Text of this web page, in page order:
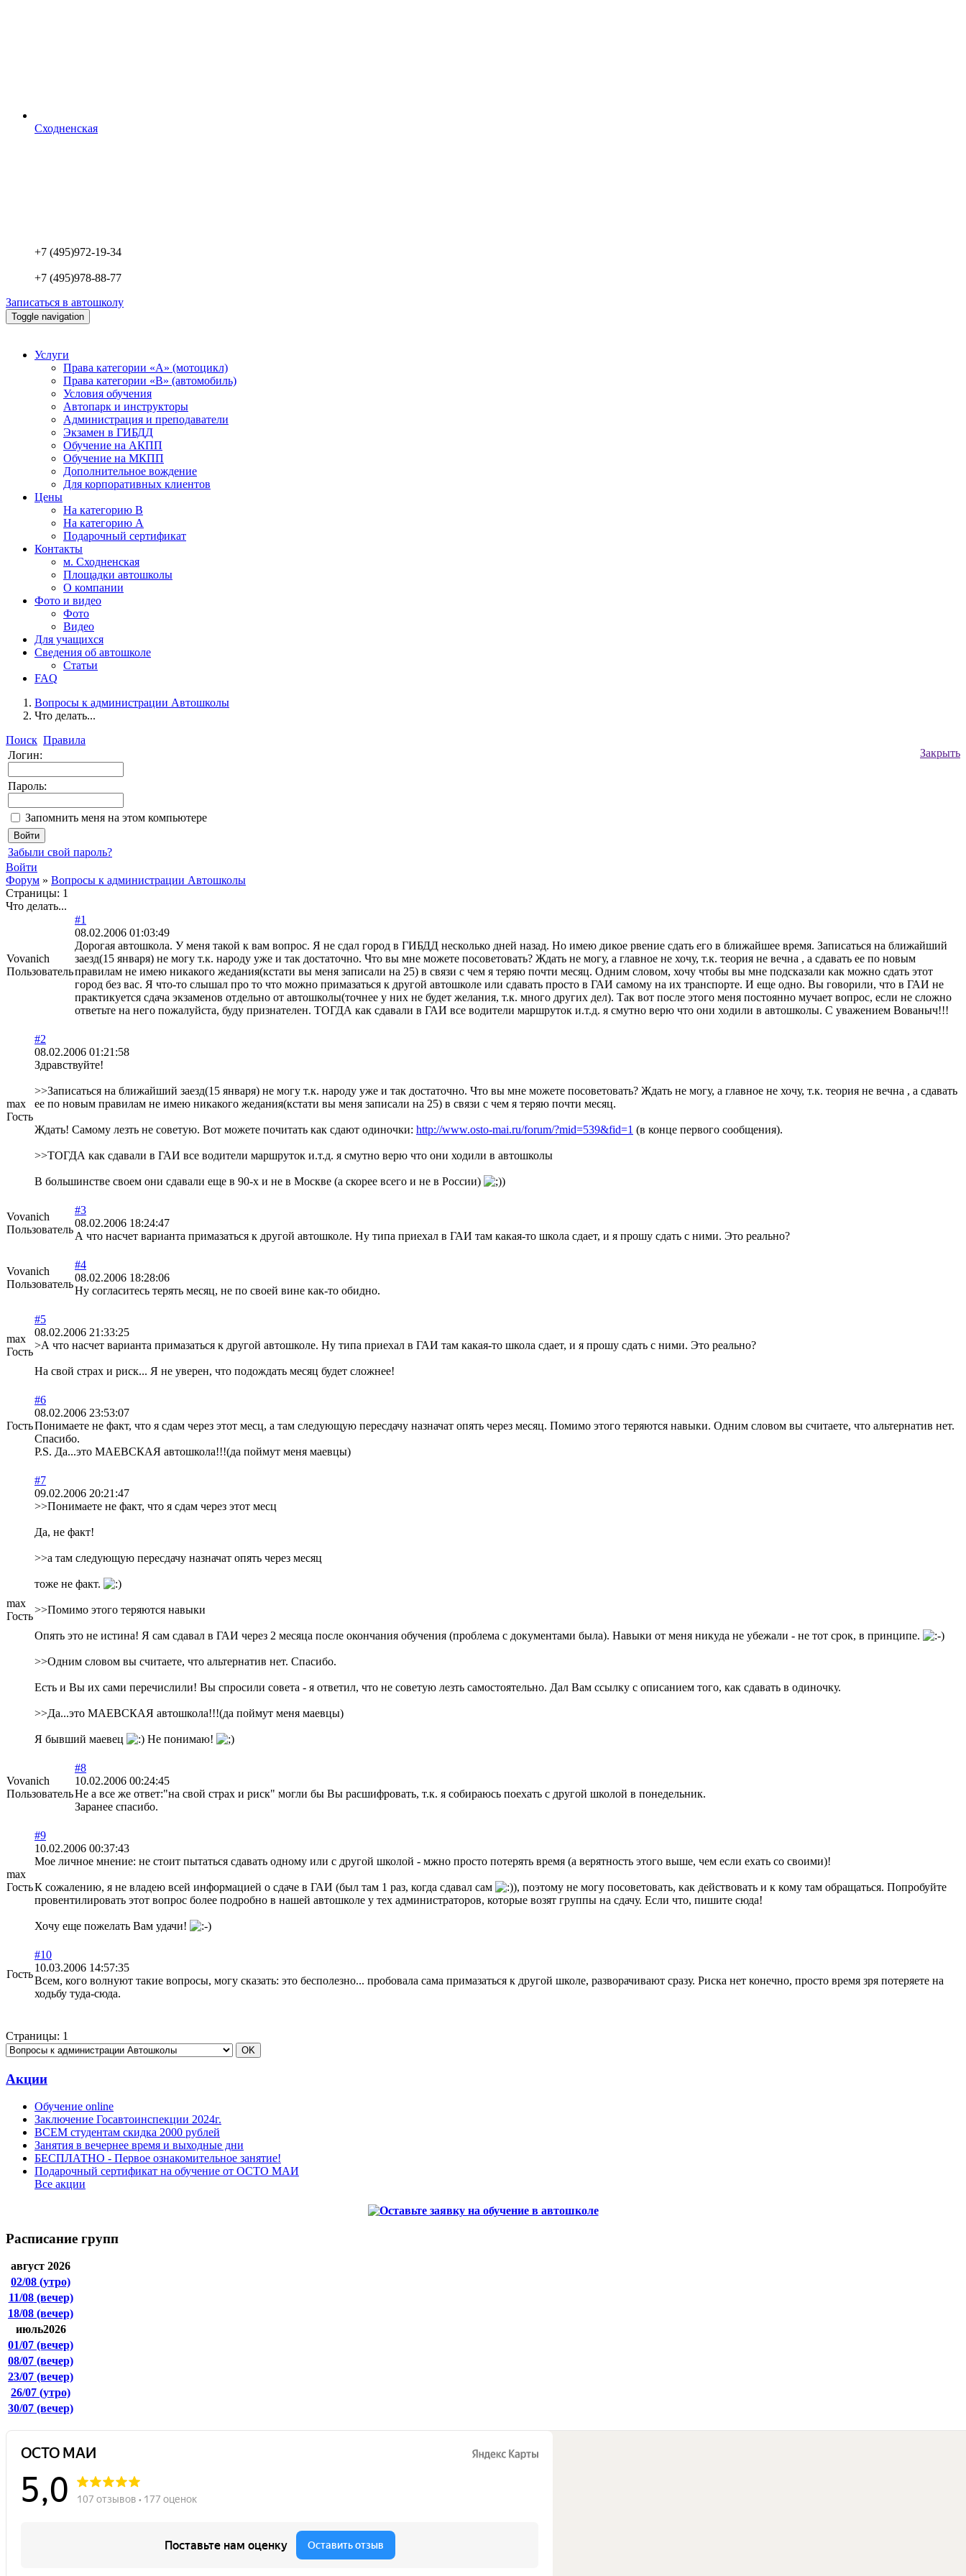
Сходненская
+7 (495)972-19-34
+7 (495)978-88-77
Записаться в автошколу
Toggle navigation
Услуги
Права категории «А» (мотоцикл)
Права категории «В» (автомобиль)
Условия обучения
Автопарк и инструкторы
Администрация и преподаватели
Экзамен в ГИБДД
Обучение на АКПП
Обучение на МКПП
Дополнительное вождение
Для корпоративных клиентов
Цены
На категорию В
На категорию A
Подарочный сертификат
Контакты
м. Сходненская
Площадки автошколы
О компании
Фото и видео
Фото
Видео
Для учащихся
Сведения об автошколе
Статьи
FAQ
Вопросы к администрации Автошколы
Что делать...
Поиск Правила
Закрыть
Логин:
Пароль:
Запомнить меня на этом компьютере
Забыли свой пароль?
Войти
Форум » Вопросы к администрации Автошколы
Страницы: 1
Что делать...
Vovanich
Пользователь
#1
08.02.2006 01:03:49
Дорогая автошкола. У меня такой к вам вопрос. Я не сдал город в ГИБДД несколько дней назад. Но имею дикое рвение сдать его в ближайшее время. Записаться на ближайший
заезд(15 января) не могу т.к. народу уже и так достаточно. Что вы мне можете посоветовать? Ждать не могу, а главное не хочу, т.к. теория не вечна , а сдавать ее по новым
правилам не имею никакого жедания(кстати вы меня записали на 25) в связи с чем я теряю почти месяц. Одним словом, хочу чтобы вы мне подсказали как можно сдать этот
город без вас. Я что-то слышал про то что можно примазаться к другой автошколе или сдавать просто в ГАИ самому на их транспорте. И еще одно. Вы говорили, что в ГАИ не
практикуется сдача экзаменов отдельно от автошколы(точнее у них не будет желания, т.к. много других дел). Так вот после этого меня постоянно мучает вопрос, если не сложно
ответьте на него пожалуйста, буду признателен. ТОГДА как сдавали в ГАИ все водители маршруток и.т.д. я смутно верю что они ходили в автошколы. С уважением Вованыч!!!
max
Гость
#2
08.02.2006 01:21:58
Здравствуйте!
>>Записаться на ближайший заезд(15 января) не могу т.к. народу уже и так достаточно. Что вы мне можете посоветовать? Ждать не могу, а главное не хочу, т.к. теория не вечна , а сдавать
ее по новым правилам не имею никакого жедания(кстати вы меня записали на 25) в связи с чем я теряю почти месяц.
Ждать! Самому лезть не советую. Вот можете почитать как сдают одиночки: http://www.osto-mai.ru/forum/?mid=539&fid=1 (в конце первого сообщения).
>>ТОГДА как сдавали в ГАИ все водители маршруток и.т.д. я смутно верю что они ходили в автошколы
В большинстве своем они сдавали еще в 90-х и не в Москве (а скорее всего и не в России) )
Vovanich
Пользователь
#3
08.02.2006 18:24:47
А что насчет варианта примазаться к другой автошколе. Ну типа приехал в ГАИ там какая-то школа сдает, и я прошу сдать с ними. Это реально?
Vovanich
Пользователь
#4
08.02.2006 18:28:06
Ну согласитесь терять месяц, не по своей вине как-то обидно.
max
Гость
#5
08.02.2006 21:33:25
>А что насчет варианта примазаться к другой автошколе. Ну типа приехал в ГАИ там какая-то школа сдает, и я прошу сдать с ними. Это реально?
На свой страх и риск... Я не уверен, что подождать месяц будет сложнее!
Гость
#6
08.02.2006 23:53:07
Понимаете не факт, что я сдам через этот месц, а там следующую пересдачу назначат опять через месяц. Помимо этого теряются навыки. Одним словом вы считаете, что альтернатив нет.
Спасибо.
P.S. Да...это МАЕВСКАЯ автошкола!!!(да поймут меня маевцы)
max
Гость
#7
09.02.2006 20:21:47
>>Понимаете не факт, что я сдам через этот месц
Да, не факт!
>>а там следующую пересдачу назначат опять через месяц
тоже не факт.
>>Помимо этого теряются навыки
Опять это не истина! Я сам сдавал в ГАИ через 2 месяца после окончания обучения (проблема с документами была). Навыки от меня никуда не убежали - не тот срок, в принципе.
>>Одним словом вы считаете, что альтернатив нет. Спасибо.
Есть и Вы их сами перечислили! Вы спросили совета - я ответил, что не советую лезть самостоятельно. Дал Вам ссылку с описанием того, как сдавать в одиночку.
>>Да...это МАЕВСКАЯ автошкола!!!(да поймут меня маевцы)
Я бывший маевец Не понимаю!
Vovanich
Пользователь
#8
10.02.2006 00:24:45
Не а все же ответ:"на свой страх и риск" могли бы Вы расшифровать, т.к. я собираюсь поехать с другой школой в понедельник.
Заранее спасибо.
max
Гость
#9
10.02.2006 00:37:43
Мое личное мнение: не стоит пытаться сдавать одному или с другой школой - мжно просто потерять время (а верятность этого выше, чем если ехать со своими)!
К сожалению, я не владею всей информацией о сдаче в ГАИ (был там 1 раз, когда сдавал сам
), поэтому не могу посоветовать, как действовать и к кому там обращаться. Попробуйте
провентилировать этот вопрос более подробно в нашей автошколе у тех администраторов, которые возят группы на сдачу. Если что, пишите сюда!
Хочу еще пожелать Вам удачи!
Гость
#10
10.03.2006 14:57:35
Всем, кого волнуют такие вопросы, могу сказать: это бесполезно... пробовала сама примазаться к другой школе, разворачивают сразу. Риска нет конечно, просто время зря потеряете на
ходьбу туда-сюда.
Страницы: 1
Акции
Обучение online
Заключение Госавтоинспекции 2024г.
ВСЕМ студентам скидка 2000 рублей
Занятия в вечернее время и выходные дни
БЕСПЛАТНО - Первое ознакомительное занятие!
Подарочный сертификат на обучение от ОСТО МАИ
Все акции
Расписание групп
август 2026
02/08 (утро)
11/08(вечер)
18/08 (вечер)
июль2026
01/07 (вечер)
08/07 (вечер)
23/07 (вечер)
26/07 (утро)
30/07 (вечер)